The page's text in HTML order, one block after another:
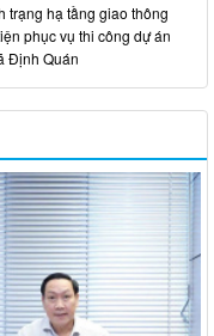
trạng hạ tầng giao thông
phục vụ thi công dự án
Định Quán